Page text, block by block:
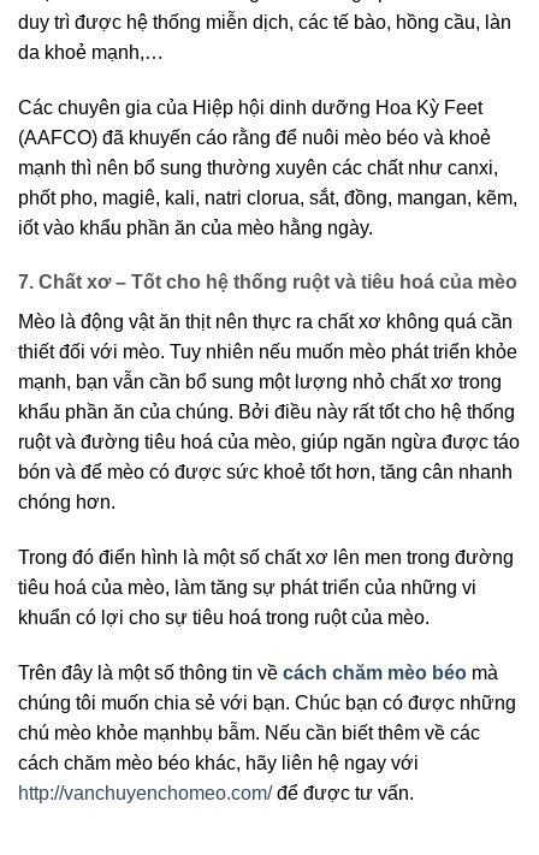
duy trì được hệ thống miễn dịch, các tế bào, hồng cầu, làn
da khoẻ mạnh,…
Các chuyên gia của Hiệp hội dinh dưỡng Hoa Kỳ Feet
(AAFCO) đã khuyến cáo rằng để nuôi mèo béo và khoẻ
mạnh thì nên bổ sung thường xuyên các chất như canxi,
phốt pho, magiê, kali, natri clorua, sắt, đồng, mangan, kẽm,
iốt vào khẩu phần ăn của mèo hằng ngày.
7. Chất xơ – Tốt cho hệ thống ruột và tiêu hoá của mèo
Mèo là động vật ăn thịt nên thực ra chất xơ không quá cần
thiết đối với mèo. Tuy nhiên nếu muốn mèo phát triển khỏe
mạnh, bạn vẫn cần bổ sung một lượng nhỏ chất xơ trong
khẩu phần ăn của chúng. Bởi điều này rất tốt cho hệ thống
ruột và đường tiêu hoá của mèo, giúp ngăn ngừa được táo
bón và để mèo có được sức khoẻ tốt hơn, tăng cân nhanh
chóng hơn.
Trong đó điển hình là một số chất xơ lên men trong đường
tiêu hoá của mèo, làm tăng sự phát triển của những vi
khuẩn có lợi cho sự tiêu hoá trong ruột của mèo.
Trên đây là một số thông tin về cách chăm mèo béo mà
chúng tôi muốn chia sẻ với bạn. Chúc bạn có được những
chú mèo khỏe mạnhbụ bẫm. Nếu cần biết thêm về các
cách chăm mèo béo khác, hãy liên hệ ngay với
http://vanchuyenchomeo.com/để được tư vấn.